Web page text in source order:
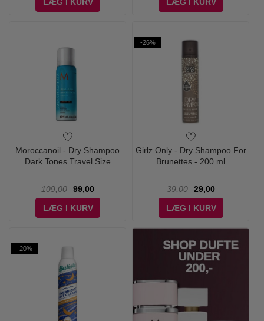
Moroccanoil - Dry Shampoo
Dark Tones Travel Size
109,00
99,00
LÆG I KURV
-26%
Girlz Only - Dry Shampoo For
Brunettes - 200 ml
39,00
29,00
LÆG I KURV
-20%